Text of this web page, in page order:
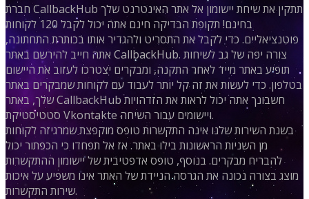
חברת CallbackHub תתקין את שיחת יישומון אל אתר האינטרנט שלך
בחינם! תקופת הבדיקה חינם אתה יכול לקבל 120 לקוחות
פוטנציאליים. כדי לקבל את התסריט ולהגדיר אותו בכותרת התחתונה,
אתה חייב להירשם באתר CallbackHub. צורה יפה של גב לשיחות
תופיע באתר מייד לאחר התקנה, ומבקרים יצטרכו לעזוב את היישום
בטלפון. כדי לעשות את זה קל יותר לעבוד עם לקוחות שמבקרים באתר
שלך, באתר CallbackHub חשבונך אתה יכול לראות את הזדהויות
סטטיסטיקת Vkontakte ויישומים עבור השיחה.
בשנת השירות שלנו אינה התקשרות טופס מוקפצת שמרגיזה לקוחות
מן השניות הראשונות בילו באתר. אז אל תפחדו כי הכפתור יכול
להבריח מבקרים. בנוסף, טופס אדפטיבית של יישומון ההתקשרות
מוצג בצורה נכונה את הגרסה הניידת של האתר אינו משפיע על איכות
שירות התקשרות.